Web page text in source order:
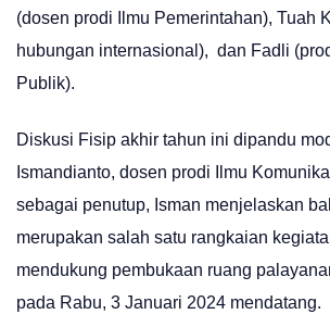
(dosen prodi Ilmu Pemerintahan), Tuah
hubungan internasional), dan Fadli
Publik).
Diskusi Fisip akhir tahun ini dipandu
Ismandianto, dosen prodi Ilmu
sebagai penutup, Isman menjelaskan
merupakan salah satu rangkaian
mendukung pembukaan ruang
pada Rabu, 3 Januari 2024 mendatang.